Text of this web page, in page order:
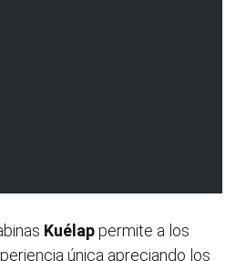
Kuélappermite a los
única apreciando los